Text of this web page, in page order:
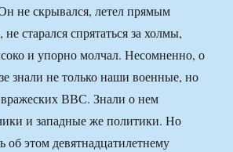
не скрывался, летел прямым
старался спрятаться за холмы,
и упорно молчал. Несомненно, о
знали не только наши военные, но
вражеских ВВС. Знали о нем
и западные же политики. Но
об этом девятнадцатилетнему